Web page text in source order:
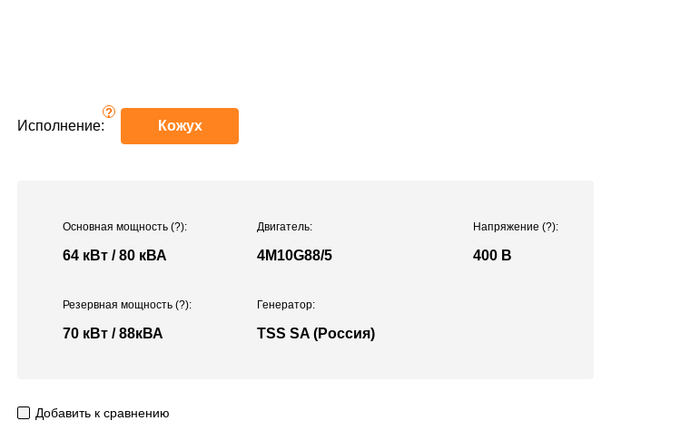
Исполнение:
?
Кожух
Основная мощность (?):
64 кВт / 80 кВА
Двигатель:
4M10G88/5
Напряжение(?):
400 В
Резервная мощность (?):
70 кВт / 88кВА
Генератор:
TSS SA (Россия)
Добавить к сравнению